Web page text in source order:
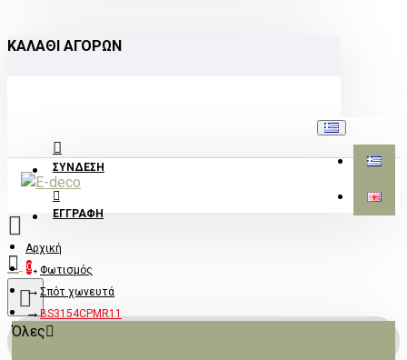
ΚΑΛΆΘΙ ΑΓΟΡΏΝ
ΣΎΝΔΕΣΗ
ΕΓΓΡΑΦΉ
0
Όλες
Αρχική
Φωτισμός
Σπότ χωνευτά
BS3154CPMR11